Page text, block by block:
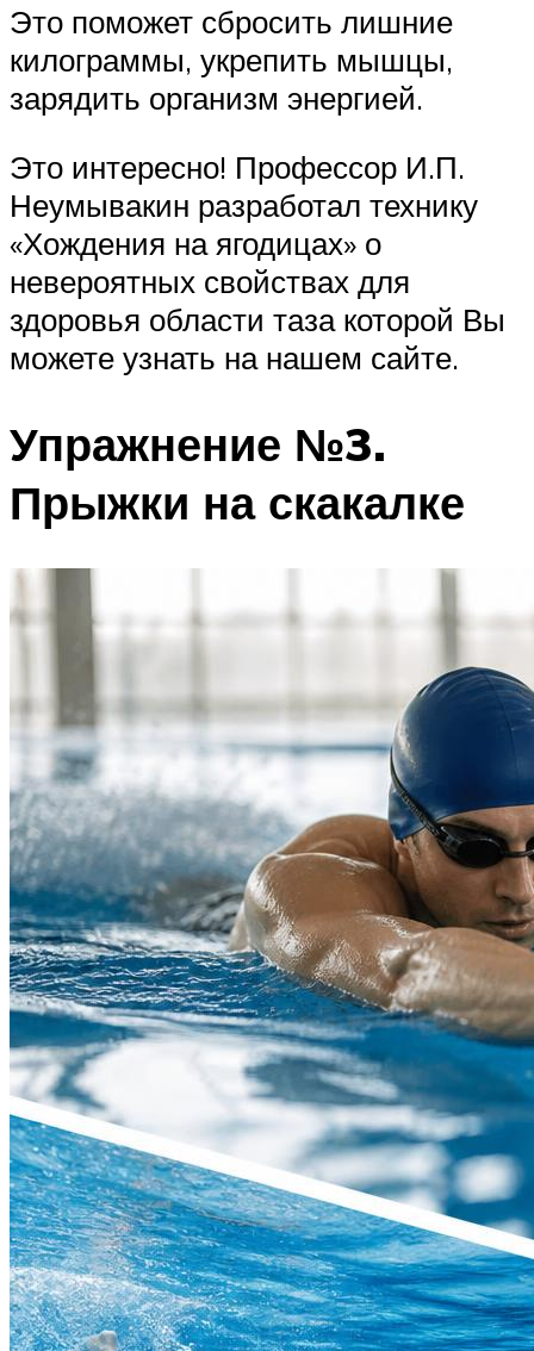
Это поможет сбросить лишние
килограммы, укрепить мышцы,
зарядить организм энергией.
Это интересно! Профессор И.П.
Неумывакин разработал технику
«Хождения на ягодицах» о
невероятных свойствах для
здоровья области таза которой Вы
можете узнать на нашем сайте.
Упражнение №3.
Прыжки на скакалке